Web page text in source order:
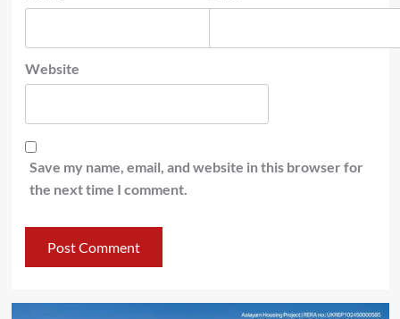
Website
Save my name, email, and website in this browser for
the next time I comment.